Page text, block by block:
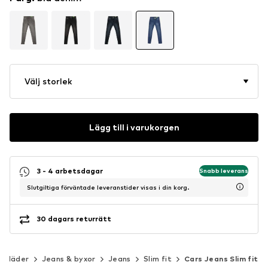
Välj storlek
Lägg till i varukorgen
3 - 4 arbetsdagar Snabb leverans
Slutgiltiga förväntade leveranstider visas i din korg.
30 dagars returrätt
Kläder Jeans & byxor Jeans Slim fit Cars Jeans Slim fit